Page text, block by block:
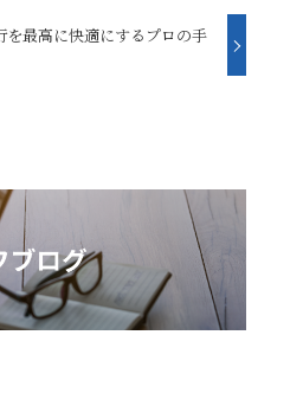
を最高に快適にするプロの手